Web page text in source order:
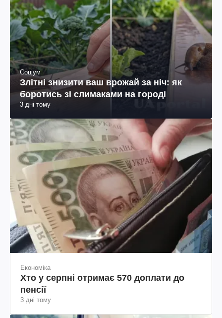
Соціум
Злітні знизити ваш врожай за ніч: як
боротись зі слимаками на городі
3 дні тому
Економіка
Хто у серпні отримає 570 доплати до
пенсії
3 дні тому